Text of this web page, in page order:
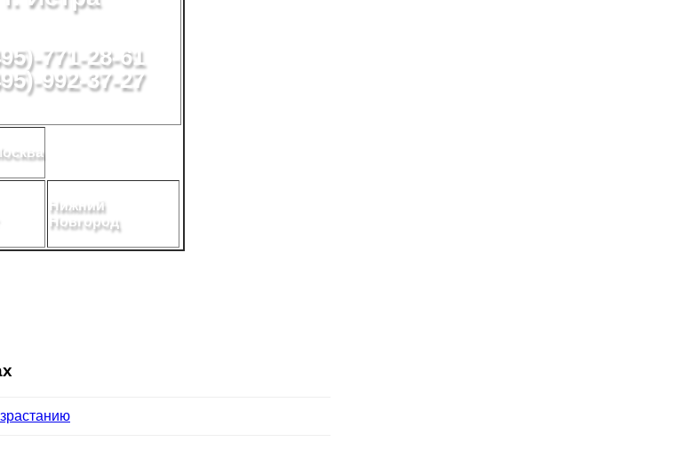
771-28-61
992-37-27
Нижний
Новгород